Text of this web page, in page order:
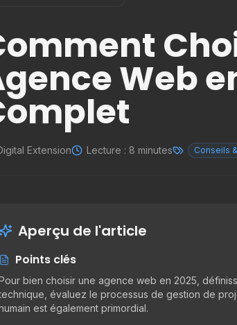
Web
Extension Lecture : 8 minutes Conseils
Aperçu de l'article
Points clés
bien choisir une agence web en 2025,
évaluez le processus de gestion de
est également primordial.